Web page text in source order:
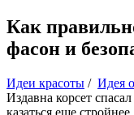
Как
фасон и
Идеи красоты / Идея
Издавна корсет
казаться еще